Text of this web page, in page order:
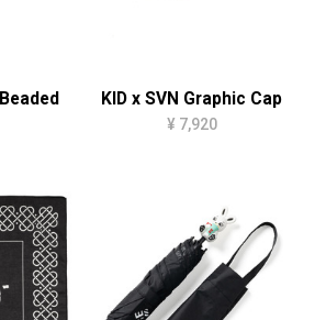
KID x SVN Graphic Cap
¥ 7,920